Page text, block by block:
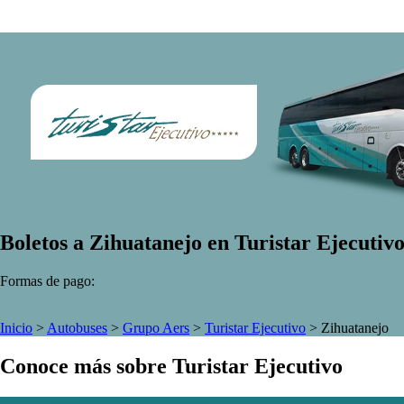
Boletos a Zihuatanejo en Turistar Ejecutivo
Formas de pago:
Inicio > Autobuses > Grupo Aers > Turistar Ejecutivo > Zihuatanejo
Conoce más sobre Turistar Ejecutivo